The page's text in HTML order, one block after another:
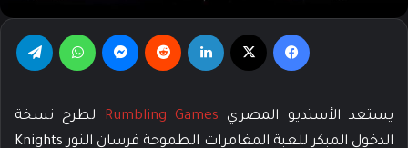
فيسبوك لينكدإن ماسنجر واتساب
يستعد الأستديو المصري Rumbling Games لطرح نسخة
الدخول المبكر للعبة المغامرات الطموحة فرسان النور Knights